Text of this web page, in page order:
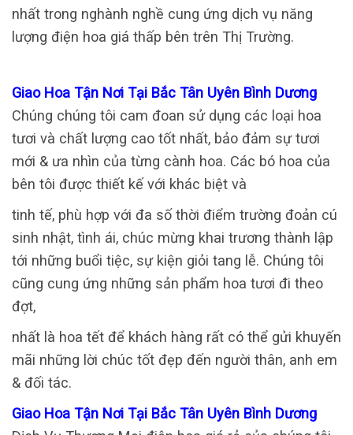
nhất trong nghành nghề cung ứng dịch vụ năng
lượng điện hoa giá thấp bên trên Thị Trường.
Giao Hoa Tận Nơi Tại Bắc Tân Uyên Bình Dương
Chúng chúng tôi cam đoan sử dụng các loại hoa
tươi và chất lượng cao tốt nhất, bảo đảm sự tươi
mới & ưa nhìn của từng cành hoa. Các bó hoa của
bên tôi được thiết kế với khác biệt và
tinh tế, phù hợp với đa số thời điểm trường đoản cú
sinh nhật, tình ái, chúc mừng khai trương thành lập
tới những buổi tiệc, sự kiện giỏi tang lễ. Chúng tôi
cũng cung ứng những sản phẩm hoa tươi đi theo
đợt,
nhất là hoa tết để khách hàng rất có thể gửi khuyến
mãi những lời chúc tốt đẹp đến người thân, anh em
& đối tác.
Giao Hoa Tận Nơi Tại Bắc Tân Uyên Bình Dương